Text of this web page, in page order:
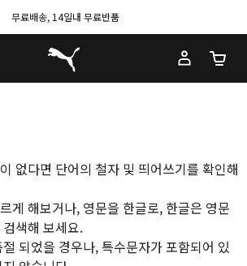
무료배송, 14일내 무료반품
푸마 홈
장바
없다면 단어의 철자 및 띄어쓰기를 확인해
게 해보거나, 영문을 한글로, 한글은 영문
색해 보세요.
되었을 경우나, 특수문자가 포함되어 있